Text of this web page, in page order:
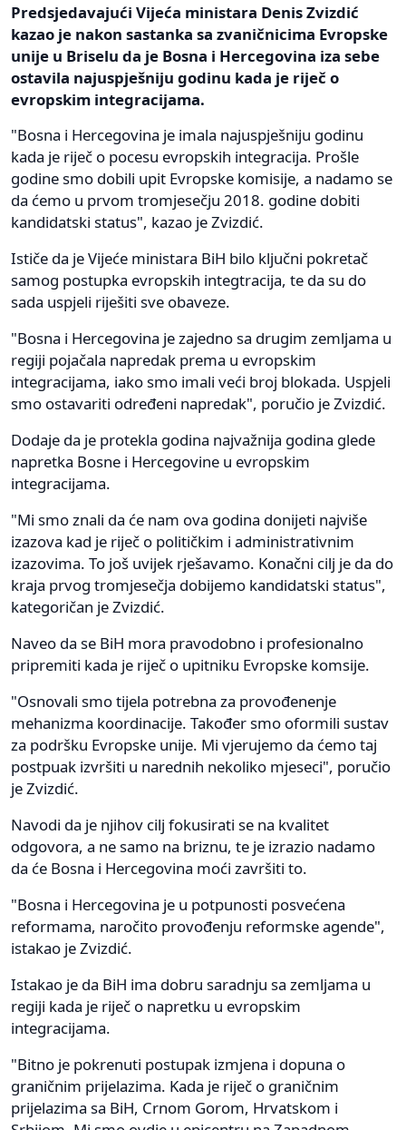
Predsjedavajući Vijeća ministara Denis Zvizdić
kazao je nakon sastanka sa zvaničnicima Evropske
unije u Briselu da je Bosna i Hercegovina iza sebe
ostavila najuspješniju godinu kada je riječ o
evropskim integracijama.
"Bosna i Hercegovina je imala najuspješniju godinu
kada je riječ o pocesu evropskih integracija. Prošle
godine smo dobili upit Evropske komisije, a nadamo se
da ćemo u prvom tromjesečju 2018. godine dobiti
kandidatski status", kazao je Zvizdić.
Ističe da je Vijeće ministara BiH bilo ključni pokretač
samog postupka evropskih integtracija, te da su do
sada uspjeli riješiti sve obaveze.
"Bosna i Hercegovina je zajedno sa drugim zemljama u
regiji pojačala napredak prema u evropskim
integracijama, iako smo imali veći broj blokada. Uspjeli
smo ostavariti određeni napredak", poručio je Zvizdić.
Dodaje da je protekla godina najvažnija godina glede
napretka Bosne i Hercegovine u evropskim
integracijama.
"Mi smo znali da će nam ova godina donijeti najviše
izazova kad je riječ o političkim i administrativnim
izazovima. To još uvijek rješavamo. Konačni cilj je da do
kraja prvog tromjesečja dobijemo kandidatski status",
kategoričan je Zvizdić.
Naveo da se BiH mora pravodobno i profesionalno
pripremiti kada je riječ o upitniku Evropske komsije.
"Osnovali smo tijela potrebna za provođenenje
mehanizma koordinacije. Također smo oformili sustav
za podršku Evropske unije. Mi vjerujemo da ćemo taj
postpuak izvršiti u narednih nekoliko mjeseci", poručio
je Zvizdić.
Navodi da je njihov cilj fokusirati se na kvalitet
odgovora, a ne samo na briznu, te je izrazio nadamo
da će Bosna i Hercegovina moći završiti to.
"Bosna i Hercegovina je u potpunosti posvećena
reformama, naročito provođenju reformske agende",
istakao je Zvizdić.
Istakao je da BiH ima dobru saradnju sa zemljama u
regiji kada je riječ o napretku u evropskim
integracijama.
"Bitno je pokrenuti postupak izmjena i dopuna o
graničnim prijelazima. Kada je riječ o graničnim
prijelazima sa BiH, Crnom Gorom, Hrvatskom i